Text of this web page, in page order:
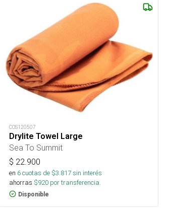
COS120507
Drylite Towel Large
Sea To Summit
$ 22.900
en 6cuotas de $3.817sin interés
ahorras $920 por transferencia.
Disponible